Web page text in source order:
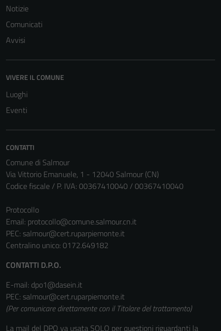
Notizie
Comunicati
Avvisi
VIVERE IL COMUNE
Luoghi
Eventi
CONTATTI
Comune di Salmour
Via Vittorio Emanuele, 1 - 12040 Salmour (CN)
Codice fiscale / P. IVA: 00367410040 / 00367410040
Protocollo
Email: protocollo@comune.salmour.cn.it
PEC: salmour@cert.ruparpiemonte.it
Centralino unico: 0172.649182
CONTATTI D.P.O.
E-mail: dpo1@dasein.it
PEC: salmour@cert.ruparpiemonte.it
(Per comunicare direttamente con il Titolare del trattamento)
La mail del DPO va usata SOLO per questioni riguardanti la
per il
Questi cookie